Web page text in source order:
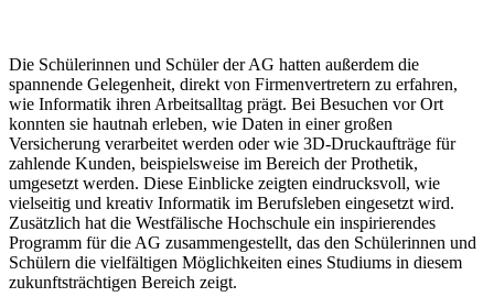
Die Schülerinnen und Schüler der AG hatten außerdem die
spannende Gelegenheit, direkt von Firmenvertretern zu erfahren,
wie Informatik ihren Arbeitsalltag prägt. Bei Besuchen vor Ort
konnten sie hautnah erleben, wie Daten in einer großen
Versicherung verarbeitet werden oder wie 3D-Druckaufträge für
zahlende Kunden, beispielsweise im Bereich der Prothetik,
umgesetzt werden. Diese Einblicke zeigten eindrucksvoll, wie
vielseitig und kreativ Informatik im Berufsleben eingesetzt wird.
Zusätzlich hat die Westfälische Hochschule ein inspirierendes
Programm für die AG zusammengestellt, das den Schülerinnen und
Schülern die vielfältigen Möglichkeiten eines Studiums in diesem
zukunftsträchtigen Bereich zeigt.